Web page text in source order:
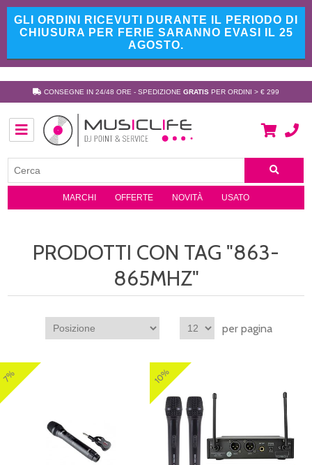
GLI ORDINI RICEVUTI DURANTE IL PERIODO DI
CHIUSURA PER FERIE SARANNO EVASI IL 25
AGOSTO.
CONSEGNE IN 24/48 ORE - SPEDIZIONE GRATIS PER ORDINI > € 299
MARCHI OFFERTE NOVITÀ USATO
PRODOTTI CON TAG "863-
865MHZ"
per pagina
7% 10%